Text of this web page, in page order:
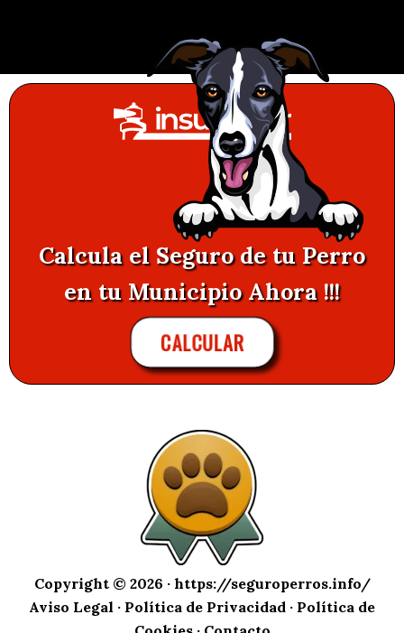
Calcula el Seguro de tu Perro
en tu Municipio Ahora !!!
CALCULAR
Copyright © 2026 · https://seguroperros.info/
Aviso Legal · Política de Privacidad · Política de